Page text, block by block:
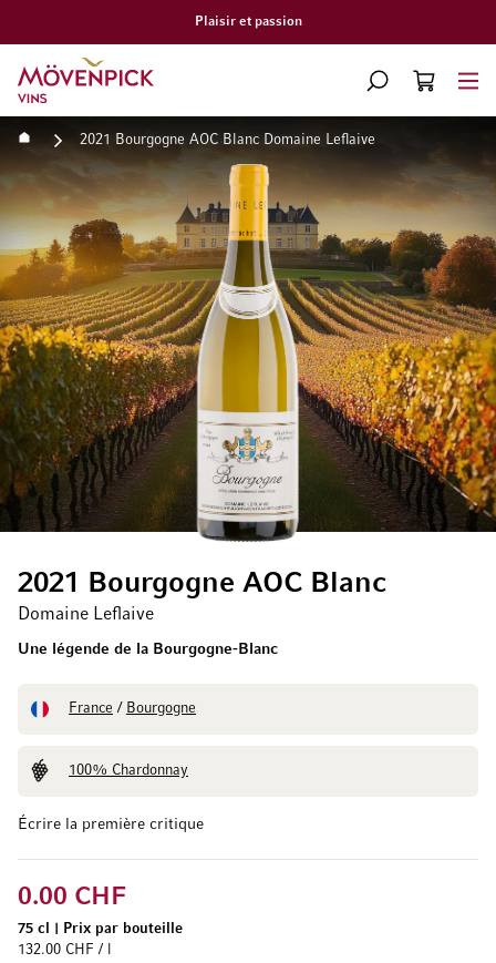
Aller à la page d'accueil
CHERCHERPANIER
Accueil 2021 Bourgogne AOC Blanc Domaine Leflaive
Écrire la première critique
2021 Bourgogne AOC Blanc
Domaine Leflaive
Une légende de la Bourgogne-Blanc
France / Bourgogne
100% Chardonnay
0.00 CHF
75 cl
Prix par bouteille
132.00 CHF / l
Passer à la fin de la galerie d’images
Passer au début de la